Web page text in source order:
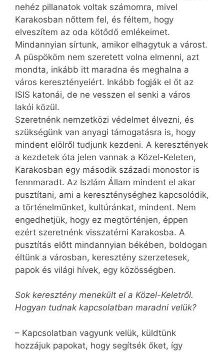
nehéz pillanatok voltak számomra, mivel
Karakosban nőttem fel, és féltem, hogy
elveszítem az oda kötődő emlékeimet.
Mindannyian sírtunk, amikor elhagytuk a várost.
A püspököm nem szeretett volna elmenni, azt
mondta, inkább itt maradna és meghalna a
város keresztényeiért. Inkább fogják el őt az
ISIS katonái, de ne vesszen el senki a város
lakói közül.
Szeretnénk nemzetközi védelmet élvezni, és
szükségünk van anyagi támogatásra is, hogy
mindent elölről tudjunk kezdeni. A keresztények
a kezdetek óta jelen vannak a Közel-Keleten,
Karakosban egy második századi monostor is
fennmaradt. Az Iszlám Állam mindent el akar
pusztítani, ami a kereszténységhez kapcsolódik,
a történelmünket, kultúránkat, mindent. Nem
engedhetjük, hogy ez megtörténjen, éppen
ezért szeretnénk visszatérni Karakosba. A
pusztítás előtt mindannyian békében, boldogan
éltünk a városban, keresztény szerzetesek,
papok és világi hívek, egy közösségben.
Sok keresztény menekült el a Közel-Keletről.
Hogyan tudnak kapcsolatban maradni velük?
– Kapcsolatban vagyunk velük, küldtünk
hozzájuk papokat, hogy segítsék őket, így